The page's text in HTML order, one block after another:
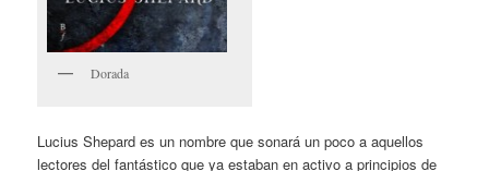
Dorada
Lucius Shepard es un nombre que sonará un poco a aquellos
lectores del fantástico que ya estaban en activo a principios de